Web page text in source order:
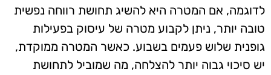
לדוגמה, אם המטרה היא להשיג תחושת רווחה נפשית
טובה יותר, ניתן לקבוע מטרה של עיסוק בפעילות
גופנית שלוש פעמים בשבוע. כאשר המטרה ממוקדת,
יש סיכוי גבוה יותר להצלחה, מה שמוביל לתחושת